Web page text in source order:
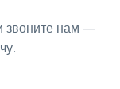
звоните нам —